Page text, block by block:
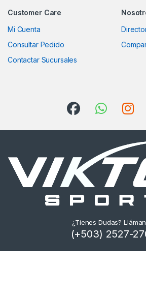
Customer Care
Mi Cuenta
Consultar Pedido
Contactar Sucursales
¿Tienes Dudas?
(+503) 2527-